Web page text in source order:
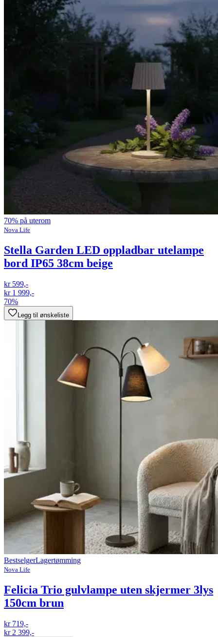
70% på uterom
Nova Life
Stella Garden LED oppladbar utelampe
bord IP65 38cm beige
kr 599,-
kr 1 999,-
70%
Legg til ønskeliste
BestselgerLagertømming
Nova Life
Felicia Trio gulvlampe uten skjermer 3lys
150cm brun
kr 719,-
kr 2 399,-